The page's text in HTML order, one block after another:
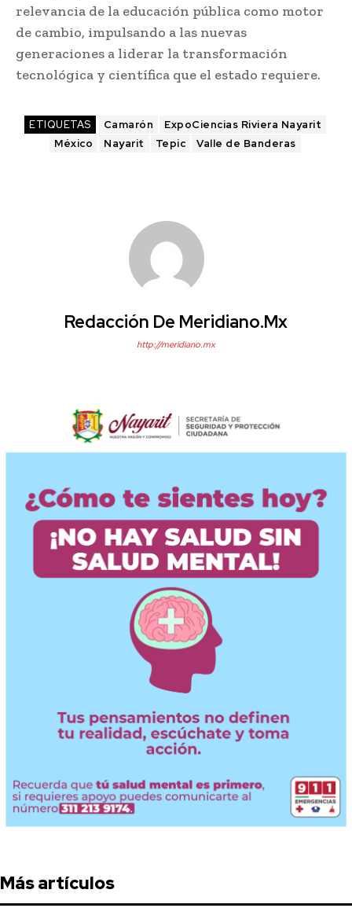
relevancia de la educación pública como motor
de cambio, impulsando a las nuevas
generaciones a liderar la transformación
tecnológica y científica que el estado requiere.
ETIQUETAS Camarón
ExpoCiencias Riviera Nayarit
México
Nayarit Tepic Valle de Banderas
Redacción De Meridiano.mx
http://meridiano.mx
Más artículos